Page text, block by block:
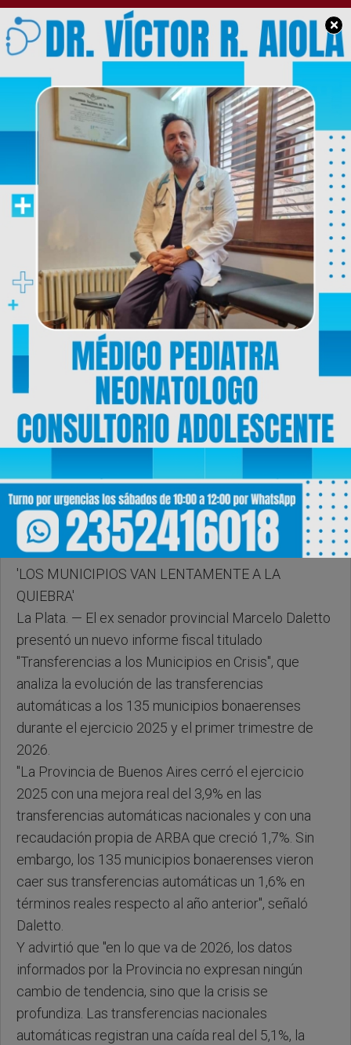
×
Marcelo Daletto: 'Los
municipios van
lentamente a la quiebra
Viernes, 29 de Mayo de 2026 . 11:35 Hs.
'LOS MUNICIPIOS VAN LENTAMENTE A LA
QUIEBRA'
La Plata. — El ex senador provincial Marcelo Daletto
presentó un nuevo informe fiscal titulado
"Transferencias a los Municipios en Crisis", que
analiza la evolución de las transferencias
automáticas a los 135 municipios bonaerenses
durante el ejercicio 2025 y el primer trimestre de
2026.
"La Provincia de Buenos Aires cerró el ejercicio
2025 con una mejora real del 3,9% en las
transferencias automáticas nacionales y con una
recaudación propia de ARBA que creció 1,7%. Sin
embargo, los 135 municipios bonaerenses vieron
caer sus transferencias automáticas un 1,6% en
términos reales respecto al año anterior", señaló
Daletto.
Y advirtió que "en lo que va de 2026, los datos
informados por la Provincia no expresan ningún
cambio de tendencia, sino que la crisis se
profundiza. Las transferencias nacionales
automáticas registran una caída real del 5,1%, la